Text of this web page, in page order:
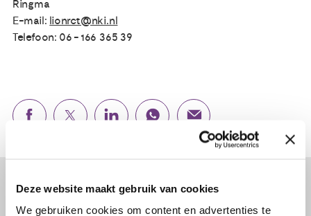
Deze website maakt gebruik van cookies
We gebruiken cookies om content en advertenties te
Ringma
E-mail: lionrct@nki.nl
Telefoon: 06 - 166 365 39
Lees verder...